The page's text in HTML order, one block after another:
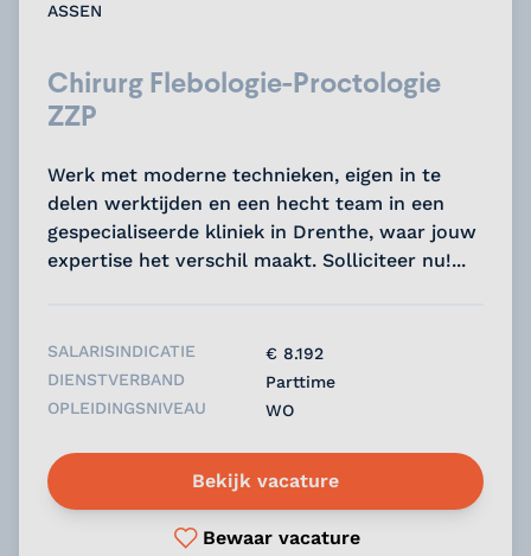
ASSEN
Chirurg Flebologie-Proctologie
ZZP
Werk met moderne technieken, eigen in te
delen werktijden en een hecht team in een
gespecialiseerde kliniek in Drenthe, waar jouw
expertise het verschil maakt. Solliciteer nu!...
SALARISINDICATIE
€ 8.192
DIENSTVERBAND
Parttime
OPLEIDINGSNIVEAU
WO
Bekijk vacature
Bewaar vacature